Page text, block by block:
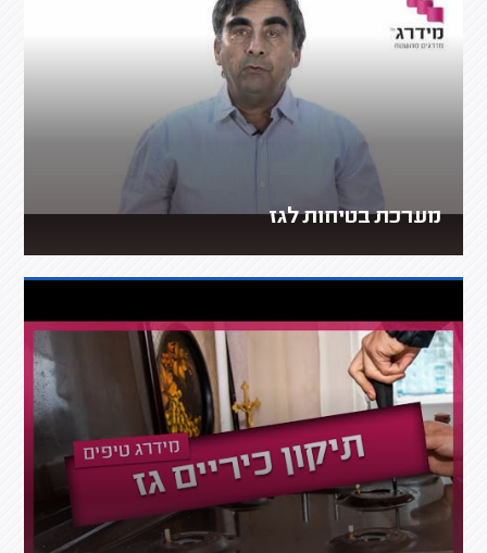
מערכת בטיחות לגז